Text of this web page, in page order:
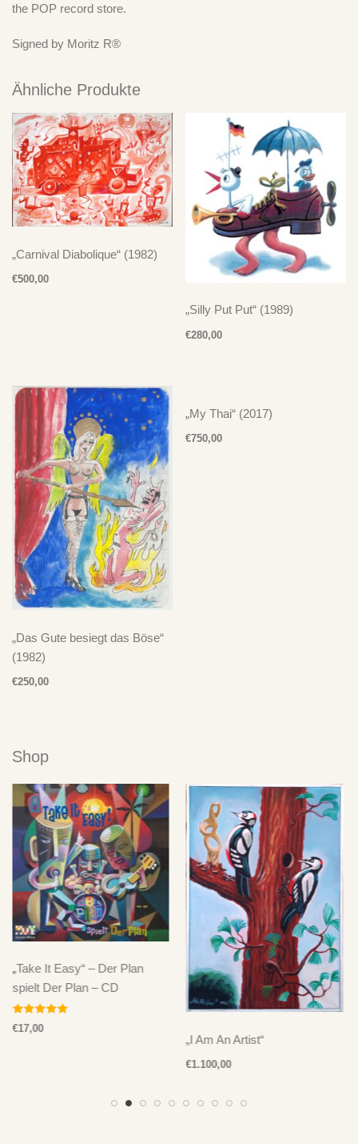
the POP record store.
Signed by Moritz R®
Ähnliche Produkte
„Carnival Diabolique“ (1982)
€500,00
„Silly Put Put“ (1989)
€280,00
„Das Gute besiegt das Böse“
(1982)
€250,00
„My Thai“ (2017)
€750,00
Shop
„Take It Easy“ – Der Plan
spielt Der Plan – CD
Bewertet mit
5.00
€17,00
„I Am An Artist“
€1.100,00